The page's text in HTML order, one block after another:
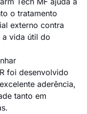
o tratamento
externo contra
a vida útil do
foi desenvolvido
aderência,
tanto em